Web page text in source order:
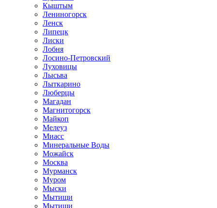
Кыштым
Лениногорск
Ленск
Липецк
Лиски
Лобня
Лосино-Петровский
Луховицы
Лысьва
Лыткарино
Люберцы
Магадан
Магнитогорск
Майкоп
Мелеуз
Миасс
Минеральные Воды
Можайск
Москва
Мурманск
Муром
Мыски
Мытищи
Мытищи